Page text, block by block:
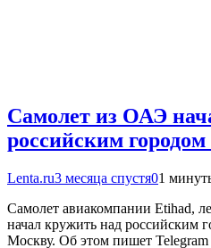
Самолет из ОАЭ
российским
Lenta.ru3 месяца спустя01
Самолет авиакомпании Etihad,
начал кружить над российским
Москву. Об этом пишет